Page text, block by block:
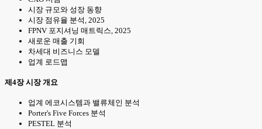
시장 규모와 성장 동향
시장 점유율 분석, 2025
FPNV 포지셔닝 매트릭스, 2025
새로운 매출 기회
차세대 비즈니스 모델
업계 로드맵
제4장 시장 개요
업계 에코시스템과 밸류체인 분석
Porter's Five Forces 분석
PESTEL 분석